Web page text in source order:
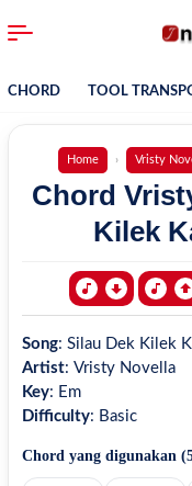
CHORD TOOL
Home Vristy
Chord
Kilek
Song: Silau Dek Kilek
Artist: Vristy Novella
Key: Em
Difficulty: Basic
Chord yang digunakan (